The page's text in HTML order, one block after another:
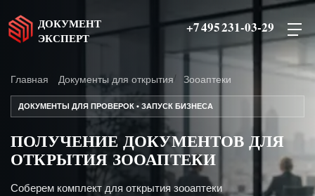
ДОКУМЕНТ
ЭКСПЕРТ
+7 495 231-03-29
Главная Документы для открытия Зооаптеки
ДОКУМЕНТЫ ДЛЯ ПРОВЕРОК • ЗАПУСК БИЗНЕСА
ПОЛУЧЕНИЕ ДОКУМЕНТОВ ДЛЯ
ОТКРЫТИЯ ЗООАПТЕКИ
Соберем комплект для открытия зооаптеки